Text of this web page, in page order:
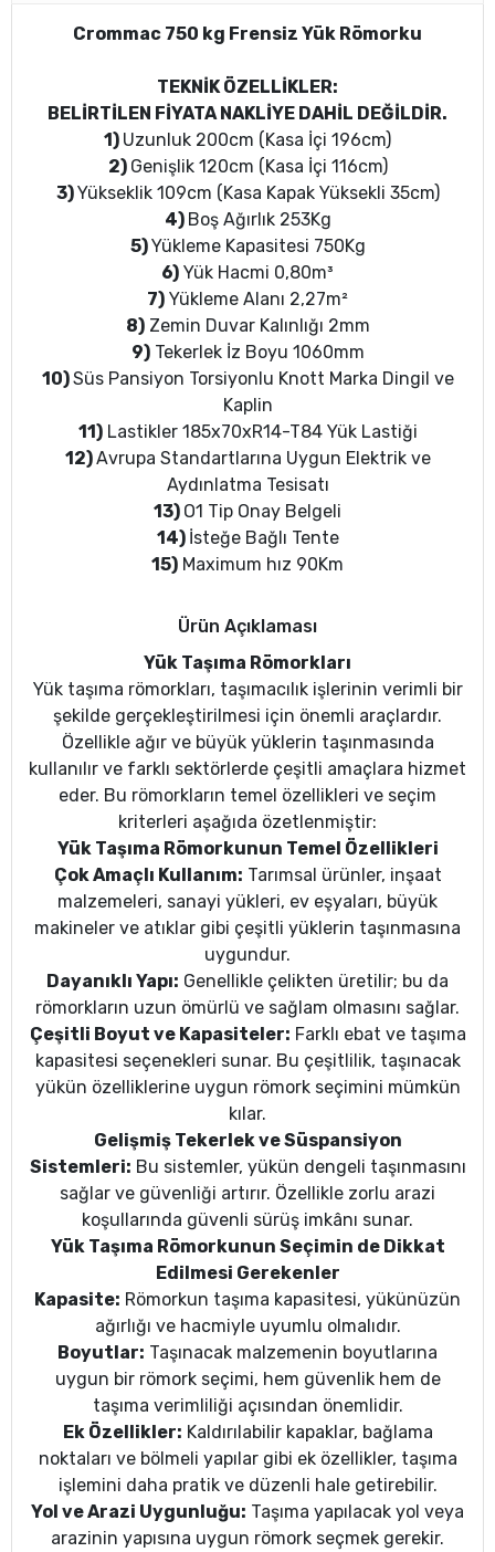
Crommac 750 kg Frensiz Yük Römorku
TEKNİK ÖZELLİKLER:
BELİRTİLEN FİYATA NAKLİYE DAHİL DEĞİLDİR.
1) Uzunluk 200cm (Kasa İçi 196cm)
2) Genişlik 120cm (Kasa İçi 116cm)
3)Yükseklik 109cm (Kasa Kapak Yüksekli 35cm)
4) Boş Ağırlık 253Kg
5)Yükleme Kapasitesi 750Kg
6) Yük Hacmi 0,80m³
7) Yükleme Alanı 2,27m²
8)Zemin Duvar Kalınlığı 2mm
9)Tekerlek İz Boyu 1060mm
10)Süs Pansiyon Torsiyonlu Knott Marka Dingil ve
Kaplin
11)Lastikler 185x70xR14-T84 Yük Lastiği
12)Avrupa Standartlarına Uygun Elektrik ve
Aydınlatma Tesisatı
13) O1 Tip Onay Belgeli
14) İsteğe Bağlı Tente
15) Maximum hız 90Km
Ürün Açıklaması
Yük Taşıma Römorkları
Yük taşıma römorkları, taşımacılık işlerinin verimli bir
şekilde gerçekleştirilmesi için önemli araçlardır.
Özellikle ağır ve büyük yüklerin taşınmasında
kullanılır ve farklı sektörlerde çeşitli amaçlara hizmet
eder. Bu römorkların temel özellikleri ve seçim
kriterleri aşağıda özetlenmiştir:
Yük Taşıma Römorkunun Temel Özellikleri
Çok Amaçlı Kullanım: Tarımsal ürünler, inşaat
malzemeleri, sanayi yükleri, ev eşyaları, büyük
makineler ve atıklar gibi çeşitli yüklerin taşınmasına
uygundur.
Dayanıklı Yapı: Genellikle çelikten üretilir; bu da
römorkların uzun ömürlü ve sağlam olmasını sağlar.
Çeşitli Boyut ve Kapasiteler: Farklı ebat ve taşıma
kapasitesi seçenekleri sunar. Bu çeşitlilik, taşınacak
yükün özelliklerine uygun römork seçimini mümkün
kılar.
Gelişmiş Tekerlek ve Süspansiyon
Sistemleri: Bu sistemler, yükün dengeli taşınmasını
sağlar ve güvenliği artırır. Özellikle zorlu arazi
koşullarında güvenli sürüş imkânı sunar.
Yük Taşıma Römorkunun Seçimin de Dikkat
Edilmesi Gerekenler
Kapasite: Römorkun taşıma kapasitesi, yükünüzün
ağırlığı ve hacmiyle uyumlu olmalıdır.
Boyutlar: Taşınacak malzemenin boyutlarına
uygun bir römork seçimi, hem güvenlik hem de
taşıma verimliliği açısından önemlidir.
Ek Özellikler: Kaldırılabilir kapaklar, bağlama
noktaları ve bölmeli yapılar gibi ek özellikler, taşıma
işlemini daha pratik ve düzenli hale getirebilir.
Yol ve Arazi Uygunluğu: Taşıma yapılacak yol veya
arazinin yapısına uygun römork seçmek gerekir.